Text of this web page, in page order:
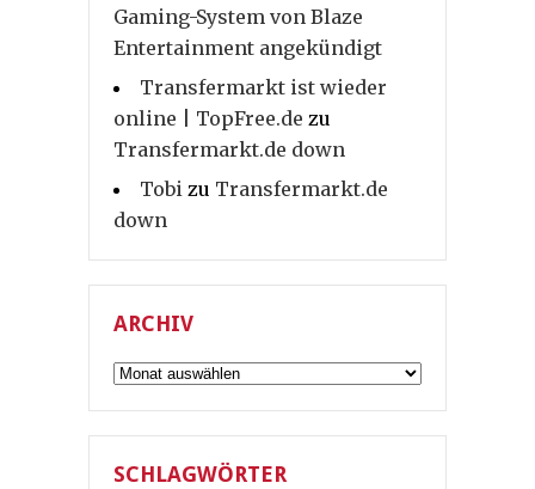
Gaming-System von Blaze
Entertainment angekündigt
Transfermarkt ist wieder
online | TopFree.de zu
Transfermarkt.de down
Tobi zu Transfermarkt.de
down
ARCHIV
Archiv
SCHLAGWÖRTER